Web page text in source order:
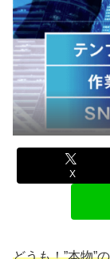
X
どうも！”本物”